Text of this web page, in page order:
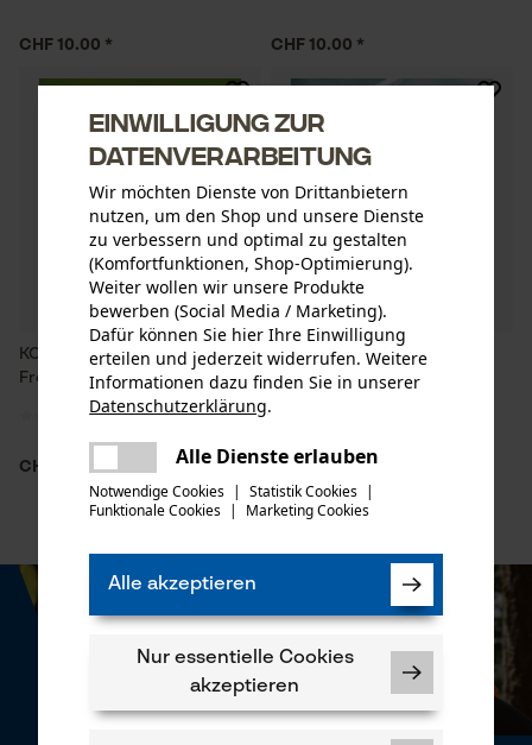
CHF 10.00 * CHF 10.00 *
KOX Geschenk-Gutschein -
Frohe Ostern
CHF 10.00 *
KOX Geschenk-Gutschein -
Frohes Fest
CHF 10.00 *
Einwilligung zur
Datenverarbeitung
Wir möchten Dienste von Drittanbietern
nutzen, um den Shop und unsere Dienste
zu verbessern und optimal zu gestalten
(Komfortfunktionen, Shop-Optimierung).
Weiter wollen wir unsere Produkte
bewerben (Social Media / Marketing).
Dafür können Sie hier Ihre Einwilligung
erteilen und jederzeit widerrufen. Weitere
Informationen dazu finden Sie in unserer
Datenschutzerklärung.
Alle Dienste erlauben
Notwendige Cookies | Statistik Cookies |
Funktionale Cookies | Marketing Cookies
Alle akzeptieren
Nur essentielle Cookies
akzeptieren
Es ist ein Fehler aufgetreten. Bitte
versuchen Sie es erneut.
mail